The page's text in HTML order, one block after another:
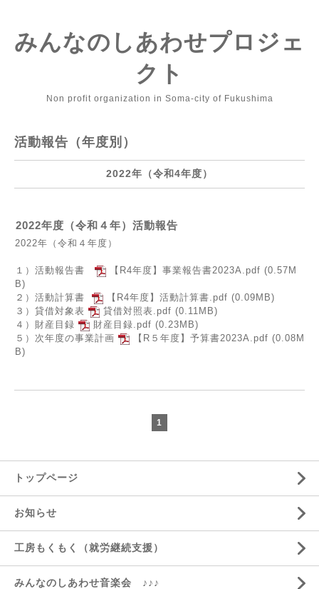
みんなのしあわせプロジェ
クト
Non profit organization in Soma-city of Fukushima
活動報告（年度別）
2022年（令和4年度）
2022年度（令和４年）活動報告
2022年（令和４年度）
１）活動報告書 【R4年度】事業報告書2023A.pdf (0.57M
B)
２）活動計算書
【R4年度】活動計算書.pdf (0.09MB)
３）貸借対象表
貸借対照表.pdf (0.11MB)
４）財産目録
財産目録.pdf (0.23MB)
５）次年度の事業計画
【R５年度】予算書2023A.pdf (0.08M
B)
1
トップページ
お知らせ
工房もくもく（就労継続支援）
みんなのしあわせ音楽会 ♪♪♪